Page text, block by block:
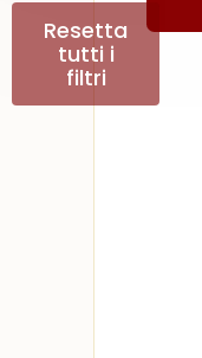
Resetta
tutti i
filtri